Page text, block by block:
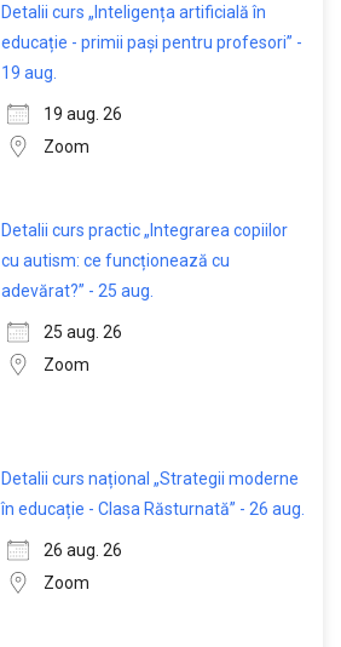
Detalii curs „Inteligența artificială în
educație - primii pași pentru profesori” -
19 aug.
19 aug. 26
Zoom
Detalii curs practic „Integrarea copiilor
cu autism: ce funcționează cu
adevărat?” - 25 aug.
25 aug. 26
Zoom
Detalii curs național „Strategii moderne
în educație - Clasa Răsturnată” - 26 aug.
26 aug. 26
Zoom